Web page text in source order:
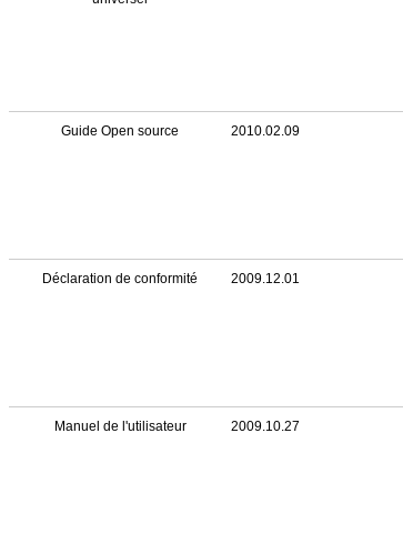
Guide Open source 2010.02.09
Déclaration de conformité 2009.12.01
Manuel de l'utilisateur 2009.10.27